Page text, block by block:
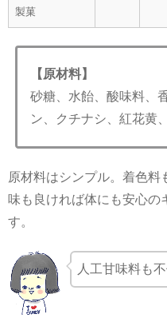
製菓
【原材料】
砂糖、水飴、酸味料、
ン、クチナシ、紅花黄
原材料はシンプル。着色料
味も良ければ体にも安心
す。
人工甘味料も不